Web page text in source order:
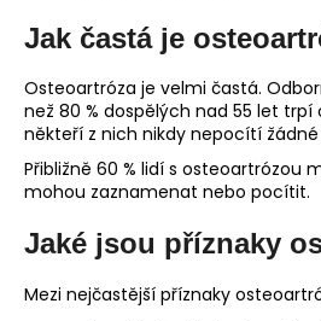
Jak častá je
Osteoartróza je velmi častá.
než 80 % dospělých nad 55 let trpí
někteří z nich nikdy nepocítí žádné
Přibližně 60 % lidí s osteoartrózou
mohou zaznamenat nebo pocítit.
Jaké jsou příznaky
Mezi nejčastější příznaky